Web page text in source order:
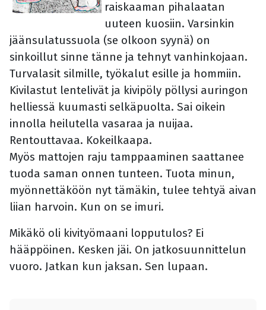
raiskaaman pihalaatan
uuteen kuosiin. Varsinkin
jäänsulatussuola (se olkoon syynä) on
sinkoillut sinne tänne ja tehnyt vanhinkojaan.
Turvalasit silmille, työkalut esille ja hommiin.
Kivilastut lentelivät ja kivipöly pöllysi auringon
helliessä kuumasti selkäpuolta. Sai oikein
innolla heilutella vasaraa ja nuijaa.
Rentouttavaa. Kokeilkaapa.
Myös mattojen raju tamppaaminen saattanee
tuoda saman onnen tunteen. Tuota minun,
myönnettäköön nyt tämäkin, tulee tehtyä aivan
liian harvoin. Kun on se imuri.
Mikäkö oli kivityömaani lopputulos? Ei
hääppöinen. Kesken jäi. On jatkosuunnittelun
vuoro. Jatkan kun jaksan. Sen lupaan.